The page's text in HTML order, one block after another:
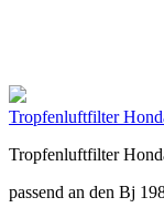
Tropfenluftfilter
Tropfenluftfilter
passend an den Bj